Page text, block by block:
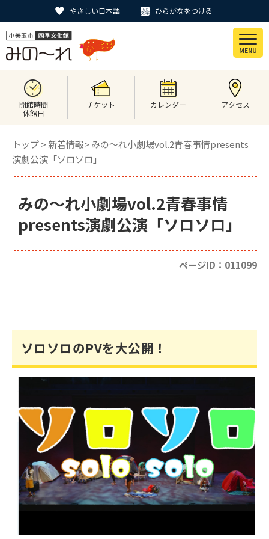
やさしい日本語 ひらがなをつける
MENU
開館時間
休館日
チケット カレンダー アクセス
トップ> 新着情報> みの～れ小劇場vol.2青春事情presents
演劇公演「ソロソロ」
みの～れ小劇場vol.2青春事情
presents演劇公演「ソロソロ」
ページID：011099
ソロソロのPVを大公開！